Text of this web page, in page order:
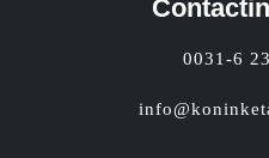
0031-6